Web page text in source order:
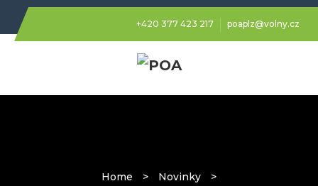
+420 377 423 217 poaplz@volny.cz
Home > Novinky
>